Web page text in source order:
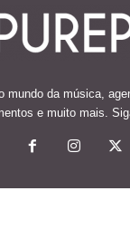
mundo da música,
e muito mais.